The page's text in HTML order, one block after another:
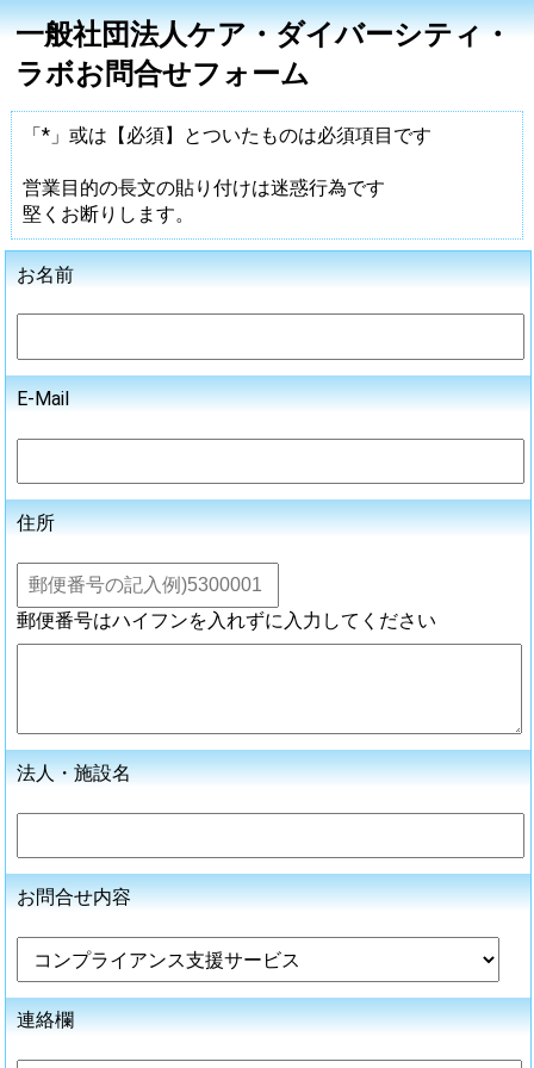
一般社団法人ケア・ダイバーシティ・
ラボお問合せフォーム
「*」或は【必須】とついたものは必須項目です
営業目的の長文の貼り付けは迷惑行為です
堅くお断りします。
お名前
E-Mail
住所
郵便番号はハイフンを入れずに入力してください
法人・施設名
お問合せ内容
連絡欄